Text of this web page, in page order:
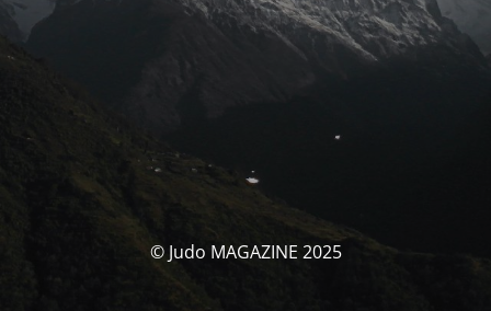
© Judo MAGAZINE 2025